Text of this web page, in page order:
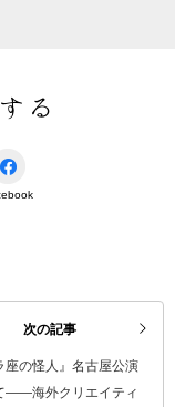
る
次の記事
座の怪人』名古屋公演
――海外クリエイティ